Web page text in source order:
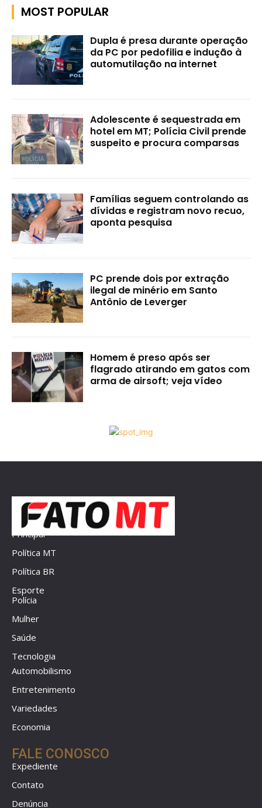
MOST POPULAR
Dupla é presa durante operação
da PC por pedofilia e indução à
automutilação na internet
Adolescente é sequestrada em
hotel em MT; Polícia Civil prende
suspeito e procura comparsas
Famílias seguem controlando as
dívidas e registram novo recuo,
aponta pesquisa
PC prende dois por extração
ilegal de minério em Santo
Antônio de Leverger
Homem é preso após ser
flagrado atirando em gatos com
arma de airsoft; veja vídeo
Principal
Política MT
Política BR
Esporte
Polícia
Mulher
Saúde
Tecnologia
Automobilismo
Entretenimento
Variedades
Economia
FALE CONOSCO
Expediente
Contato
Denúncia